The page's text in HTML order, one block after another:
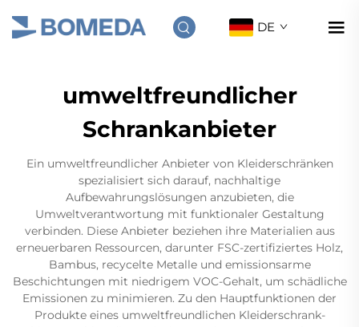
DE
umweltfreundlicher
Schrankanbieter
Ein umweltfreundlicher Anbieter von Kleiderschränken
spezialisiert sich darauf, nachhaltige
Aufbewahrungslösungen anzubieten, die
Umweltverantwortung mit funktionaler Gestaltung
verbinden. Diese Anbieter beziehen ihre Materialien aus
erneuerbaren Ressourcen, darunter FSC-zertifiziertes Holz,
Bambus, recycelte Metalle und emissionsarme
Beschichtungen mit niedrigem VOC-Gehalt, um schädliche
Emissionen zu minimieren. Zu den Hauptfunktionen der
Produkte eines umweltfreundlichen Kleiderschrank-